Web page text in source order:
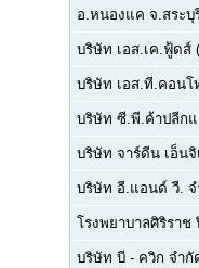
อ.หนองแค จ.สระบุ
บริษัท เอส.เค.ฟู้ดส์
บริษัท เอส.ที.คอนโ
บริษัท ซี.พี.ค้าปลีก
บริษัท จาร์ดีน เอ็นจิ
บริษัท อี.แอนด์ วี. จ
โรงพยาบาลศิริรา
บริษัท บี - ควิก จำกั